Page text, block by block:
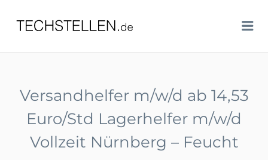
TECHSTELLEN.DE
Versandhelfer m/w/d ab 14,53
Euro/Std Lagerhelfer m/w/d
Vollzeit Nürnberg – Feucht